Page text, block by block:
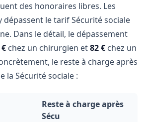
des honoraires libres. Les
dépassent le tarif Sécurité sociale
Dans le détail, le dépassement
chez un chirurgien et82 € chez un
le reste à charge après
la Sécurité sociale :
Reste à charge après
Sécu